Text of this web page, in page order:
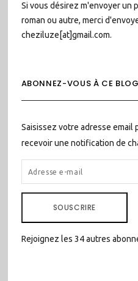
Si vous désirez m'envoyer un
roman ou autre, merci
cheziluze[at]gmail.com.
ABONNEZ-VOUS À CE
Saisissez votre adresse email
recevoir une notification de
ADRESSE
E-
SOUSCRIRE
Rejoignez les 34 autres